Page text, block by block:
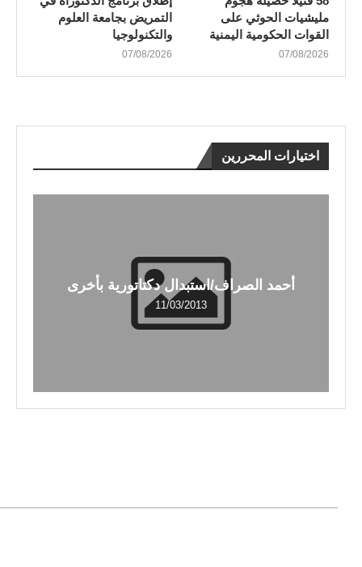
مليشيات الحوثي على
القوات الحكومية اليمنية
07/08/2026
التمريض بجامعة العلوم
والتكنولوجيا
07/08/2026
اختيارات المحررين
أحمد الصراف/استبدال دكتاتورية بأخرى
11/03/2013